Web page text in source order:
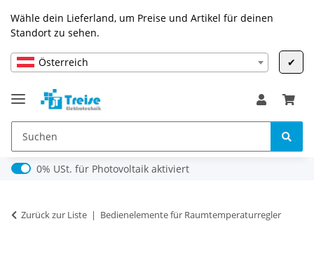
Wähle dein Lieferland, um Preise und Artikel für deinen
Standort zu sehen.
Österreich ✔
0% USt. für Photovoltaik (§ 12 Abs. 3 UStG)
0% USt. für Photovoltaik aktiviert
Zurück zur Liste Bedienelemente für Raumtemperaturregler